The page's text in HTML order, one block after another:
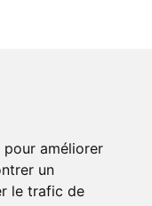
améliorer
un
le trafic de